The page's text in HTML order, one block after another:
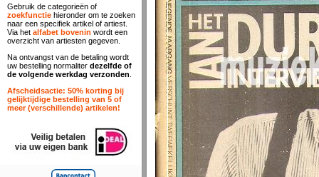
Gebruik de categorieën of
zoekfunctie hieronder om te zoeken
naar een specifiek artikel of artiest.
Via het alfabet bovenin wordt een
overzicht van artiesten gegeven.
Na ontvangst van de betaling wordt
uw bestelling normaliter dezelfde of
de volgende werkdag verzonden
Afscheidsactie: 50% korting bij
gelijktijdige bestelling van 5 of
meer (verschillende) artikelen!